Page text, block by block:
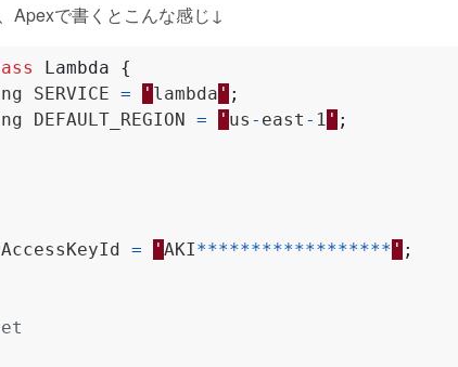
Apexで書くとこんな感じ↓
Lambda
{
SERVICE = ' lambda ' ;
DEFAULT_REGION = ' us - east - 1 ' ;
= ' AKI****************** ' ;